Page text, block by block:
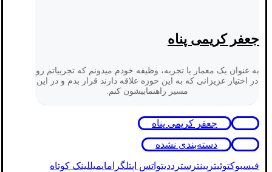
جعفر کریمی پناه
به عنوان یک معمار با تجربه، وظیفه خودم میدونم که تجربیاتم رو
در اختیار عزیزانی که به این حوزه علاقه دارند قرار بدم و در این
مسیر راهنماییشون کنم.
جعفر کریمی پناه
دسته‌بندی نشده
فیسبوکتوئیتر پینترسترددیتواتس اپتلگرامایمیللینک کوتاه